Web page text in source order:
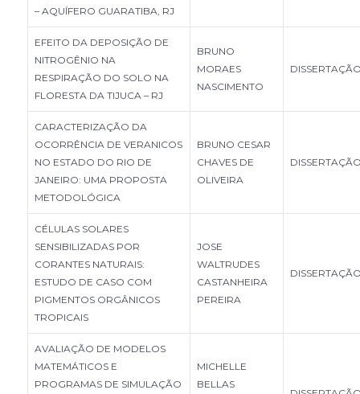
– AQUÍFERO GUARATIBA, RJ
EFEITO DA DEPOSIÇÃO DE
NITROGÊNIO NA
RESPIRAÇÃO DO SOLO NA
FLORESTA DA TIJUCA – RJ
BRUNO
MORAES
NASCIMENTO
CARACTERIZAÇÃO DA
OCORRÊNCIA DE VERANICOS
NO ESTADO DO RIO DE
JANEIRO: UMA PROPOSTA
METODOLÓGICA
BRUNO CESAR
CHAVES DE
OLIVEIRA
CÉLULAS SOLARES
SENSIBILIZADAS POR
CORANTES NATURAIS:
ESTUDO DE CASO COM
PIGMENTOS ORGÂNICOS
TROPICAIS
JOSE
WALTRUDES
CASTANHEIRA
PEREIRA
AVALIAÇÃO DE MODELOS
MATEMÁTICOS E
PROGRAMAS DE SIMULAÇÃO
MICHELLE
BELLAS